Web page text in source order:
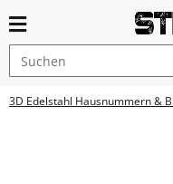
3D Edelstahl Hausnummern &